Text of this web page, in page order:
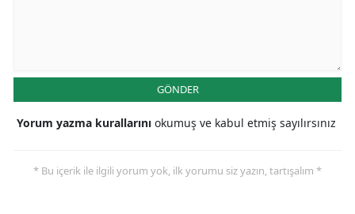
GÖNDER
Yorum yazma kurallarını okumuş ve kabul etmiş sayılırsınız
* Bu içerik ile ilgili yorum yok, ilk yorumu siz yazın, tartışalım *